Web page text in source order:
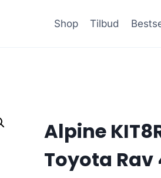
Shop Tilbud
Alpine
Toyota Rav